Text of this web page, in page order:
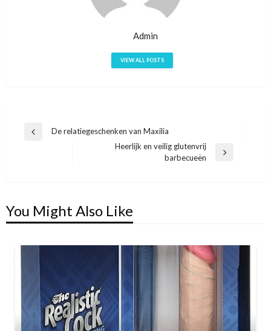
Admin
VIEW ALL POSTS
Bericht
Previous
De relatiegeschenken van Maxilia
Heerlijk en veilig glutenvrij
barbecueën
You Might Also Like